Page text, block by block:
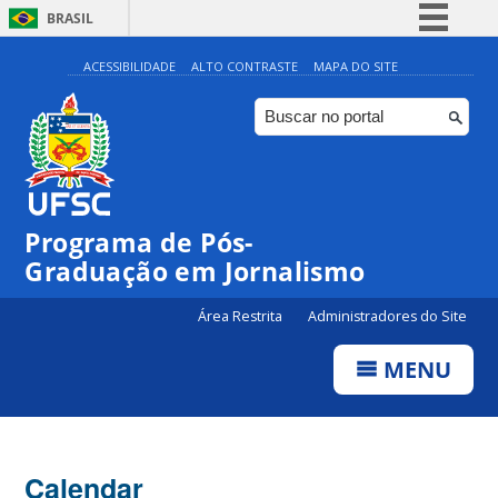
BRASIL
Simplifique!
Comunica BR
Participe
ACESSIBILIDADE ALTO CONTRASTE MAPA DO SITE
Programa de Pós-
Graduação em Jornalismo
Área Restrita Administradores do Site
MENU
Calendar
00:00